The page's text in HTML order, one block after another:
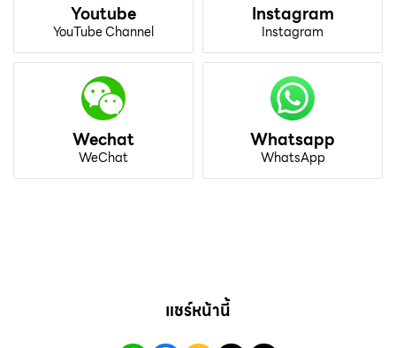
Youtube
YouTube Channel
Instagram
Instagram
Wechat
WeChat
Whatsapp
WhatsApp
แชร์หน้านี้